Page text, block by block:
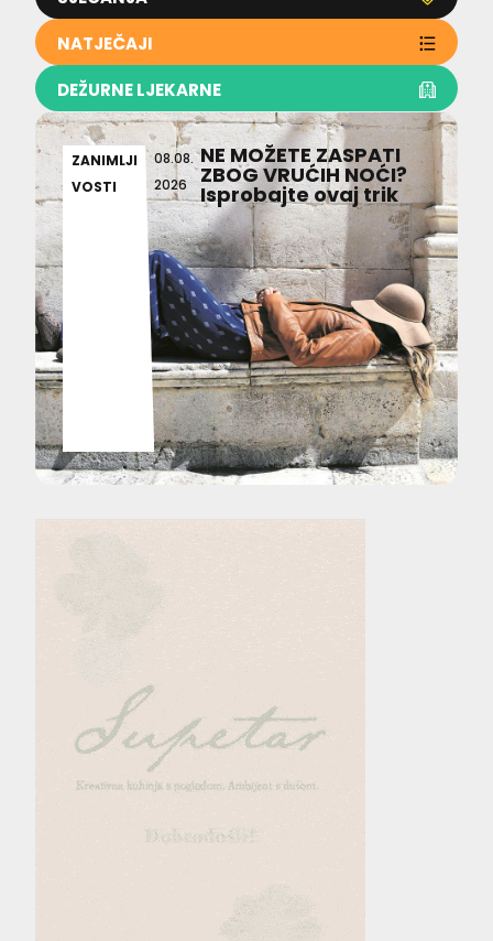
NATJEČAJI
DEŽURNE LJEKARNE
ZANIMLJI
VOSTI
08.08.
2026
NE MOŽETE ZASPATI
ZBOG VRUĆIH NOĆI?
Isprobajte ovaj trik